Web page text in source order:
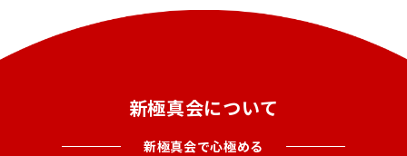
新極真会について
新極真会で心極める